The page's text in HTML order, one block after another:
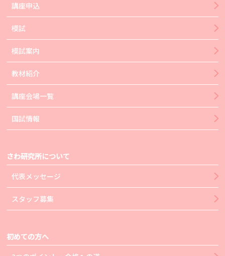
講座申込
模試
模試案内
教材紹介
講座会場一覧
国試情報
さわ研究所について
代表メッセージ
スタッフ募集
初めての方へ